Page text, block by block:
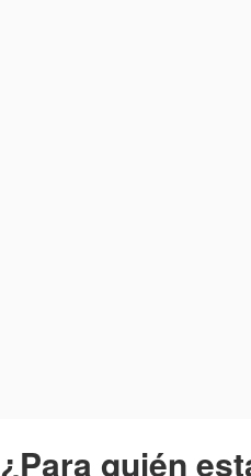
¿Para quién